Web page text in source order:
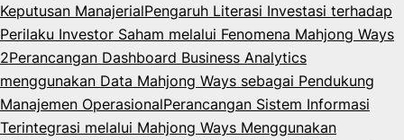
Keputusan ManajerialPengaruh Literasi Investasi terhadap
Perilaku Investor Saham melalui Fenomena Mahjong Ways
2Perancangan Dashboard Business Analytics
menggunakan Data Mahjong Ways sebagai Pendukung
Manajemen OperasionalPerancangan Sistem Informasi
Terintegrasi melalui Mahjong Ways Menggunakan